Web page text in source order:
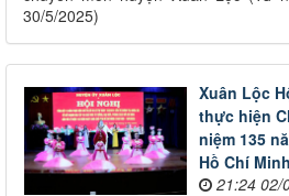
30/5/2025)
Xuân Lộc
thực hiện
niệm 135
Hồ Chí Minh
21:24 02/